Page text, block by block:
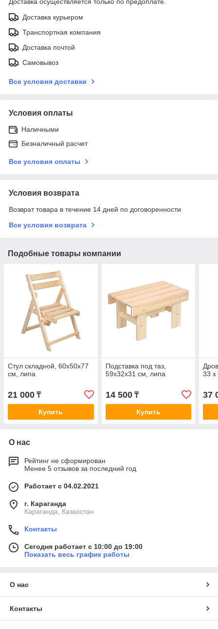
Доставка курьером
Транспортная компания
Доставка почтой
Самовывоз
Все условия доставки
Условия оплаты
Наличными
Безналичный расчет
Все условия оплаты
Условия возврата
Возврат товара в течение 14 дней по договоренности
Все условия возврата
Подобные товары компании
Стул складной, 60х50х77
см, липа
21 000 ₸
Купить
Подставка под таз,
59х32х31 см, липа
14 500₸
Купить
33
37
О нас
Рейтинг не сформирован
Менее 5 отзывов за последний год
Работает с 04.02.2021
г. Караганда
Караганда, Казахстан
Контакты
Сегодня работает с 10:00 до 19:00
Показать весь график работы
О нас
Контакты